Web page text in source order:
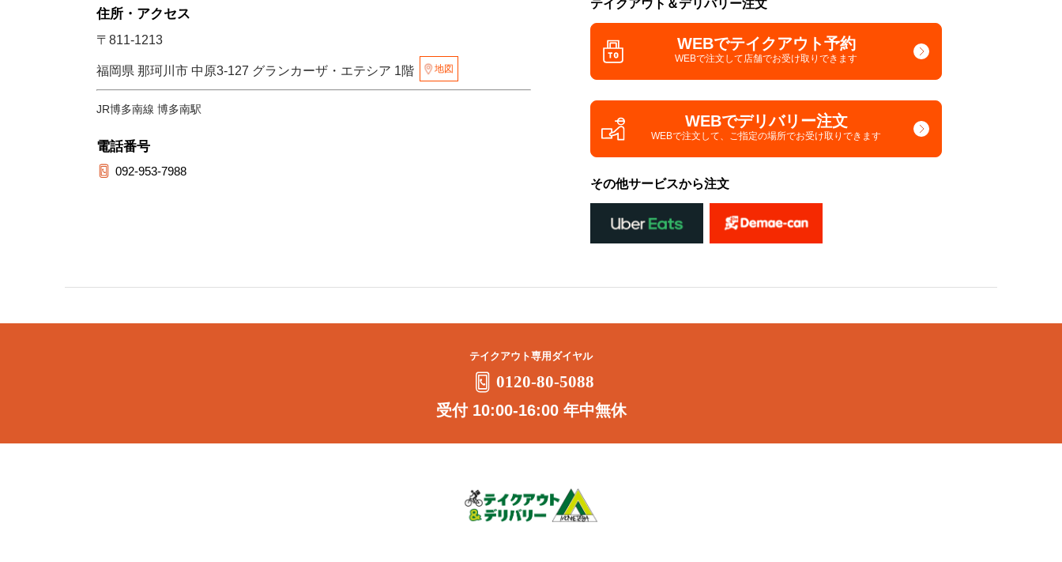
住所・アクセス
〒811-1213
福岡県 那珂川市 中原3-127 グランカーザ・エテシア 1階 地図
JR博多南線 博多南駅
電話番号
092-953-7988
テイクアウト＆デリバリー注文
WEBでテイクアウト予約
WEBで注文して店舗でお受け取りできます
WEBでデリバリー注文
WEBで注文して、 ご指定の場所でお受け取りできます
その他サービスから注文
テイクアウト専用ダイヤル
0120-80-5088
受付 10:00-16:00 年中無休